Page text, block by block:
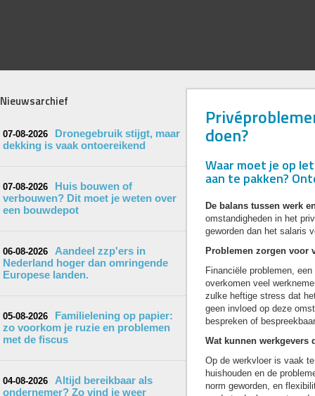
Nieuwsarchief
07-08-2026
Dronegebruik stijgt, maar
dekking is vaak ontoereikend
07-08-2026
Huis bouwen of
verbouwen? Dit moet je weten over
een bouwdepot
06-08-2026
Aandeel zzp'ers in
Nederland hoger dan omringende
Europese landen.
05-08-2026
Familielening op papier:
zo voorkom je ruzie en problemen
met de fiscus
04-08-2026
Altijd bereikbaar als
ondernemer? Zo vind je weer
doen?
Waar moet je op
aan te pakken?
De balans tussen werk
omstandigheden in het
geworden dan het salaris
Problemen zorgen voor
Financiële problemen,
overkomen veel
zulke heftige stress dat
geen invloed op deze
bespreken of
Wat kunnen werkgevers
Op de werkvloer is vaak
huishouden en de
norm geworden, en